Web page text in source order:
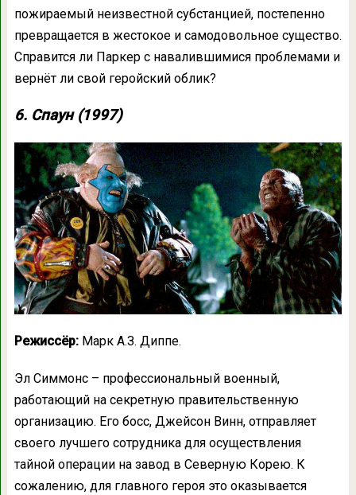
пожираемый неизвестной субстанцией, постепенно
превращается в жестокое и самодовольное существо.
Справится ли Паркер с навалившимися проблемами и
вернёт ли свой геройский облик?
6. Спаун (1997)
Режиссёр:Марк А.З. Диппе.
Эл Симмонс – профессиональный военный,
работающий на секретную правительственную
организацию. Его босс, Джейсон Винн, отправляет
своего лучшего сотрудника для осуществления
тайной операции на завод в Северную Корею. К
сожалению, для главного героя это оказывается